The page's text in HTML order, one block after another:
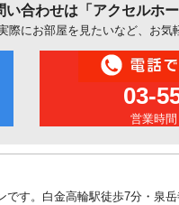
合わせは「アクセルホ
際にお部屋を見たいなど、お気
03-
営業時
す。白金高輪駅徒歩7分・泉